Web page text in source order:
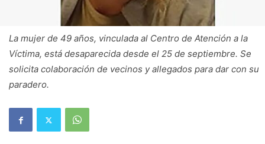
La mujer de 49 años, vinculada al Centro de Atención a la
Víctima, está desaparecida desde el 25 de septiembre. Se
solicita colaboración de vecinos y allegados para dar con su
paradero.